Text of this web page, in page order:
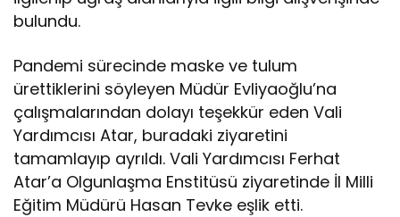
bulundu.
Pandemi sürecinde maske ve tulum
ürettiklerini söyleyen Müdür Evliyaoğlu’na
çalışmalarından dolayı teşekkür eden Vali
Yardımcısı Atar, buradaki ziyaretini
tamamlayıp ayrıldı. Vali Yardımcısı Ferhat
Atar’a Olgunlaşma Enstitüsü ziyaretinde İl Milli
Eğitim Müdürü Hasan Tevke eşlik etti.